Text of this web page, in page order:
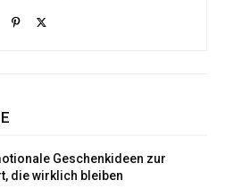
Geschenkideen zur
die wirklich bleiben